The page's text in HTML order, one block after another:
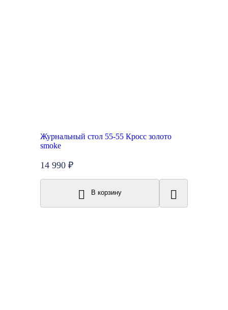
Журнальный стол 55-55 Кросс золото
smoke
14 990 ₽
В корзину